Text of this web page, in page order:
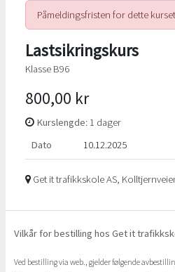
Påmeldingsfristen for dette
Lastsikringskurs
Klasse B96
800,00 kr
Kurslengde: 1 dager
Dato
10.12.2025
Get it trafikkskole AS,
Vilkår for bestilling hos Get it
Ved bestilling via web., gjelder følgende